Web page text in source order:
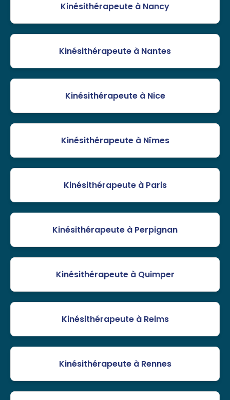
Kinésithérapeute à Nancy
Kinésithérapeute à Nantes
Kinésithérapeute à Nice
Kinésithérapeute à Nîmes
Kinésithérapeute à Paris
Kinésithérapeute à Perpignan
Kinésithérapeute à Quimper
Kinésithérapeute à Reims
Kinésithérapeute à Rennes